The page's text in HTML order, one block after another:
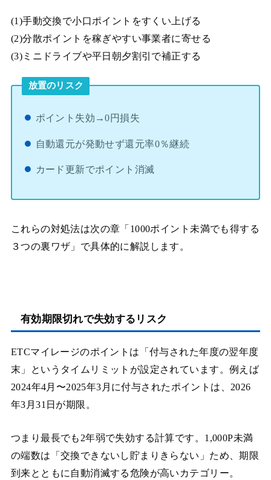
(1)手動交換で小口ポイントをすくい上げる
(2)分散ポイントを稼ぎやすい事業者に寄せる
(3)ミニドライブや平日朝夕割引で補正する
放置のリスク
ポイント失効→0円損失
自動還元が発動せず還元率0％継続
カード更新でポイント消滅
これらの対処法は次の章「1000ポイント未満でも得する
３つの裏ワザ」で具体的に解説します。
有効期限切れで失効するリスク
ETCマイレージのポイントは「付与された年度の翌年度
末」というタイムリミットが設定されています。例えば
2024年4月〜2025年3月に付与されたポイントは、2026
年3月31日が期限。
つまり最長でも2年弱で失効する計算です。1,000P未満
の端数は「交換できないし貯まりきらない」ため、期限
到来とともに自動消滅する危険が高いカテゴリー。